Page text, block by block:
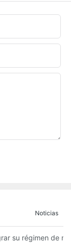
Noticias
su régimen de